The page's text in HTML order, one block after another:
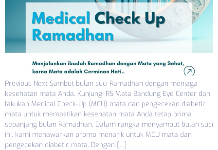
Previous Next Sambut bulan suci Ramadhan dengan menjaga
kesehatan mata Anda. Kunjungi RS Mata Bandung Eye Center dan
lakukan Medical Check-Up (MCU) mata dan pengecekan diabetic
mata untuk memastikan kesehatan mata Anda tetap prima
sepanjang bulan Ramadhan. Dalam rangka menyambut bulan suci
ini, kami menawarkan promo menarik untuk MCU mata dan
pengecekan diabetic mata. Dengan […]